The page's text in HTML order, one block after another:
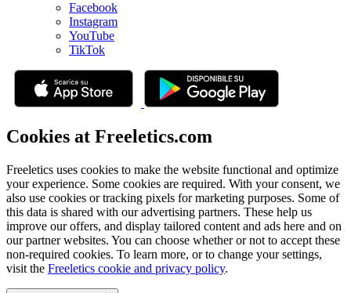
Facebook
Instagram
YouTube
TikTok
Cookies at Freeletics.com
Freeletics uses cookies to make the website functional and optimize
your experience. Some cookies are required. With your consent, we
also use cookies or tracking pixels for marketing purposes. Some of
this data is shared with our advertising partners. These help us
improve our offers, and display tailored content and ads here and on
our partner websites. You can choose whether or not to accept these
non-required cookies. To learn more, or to change your settings,
visit the Freeletics cookie and privacy policy.